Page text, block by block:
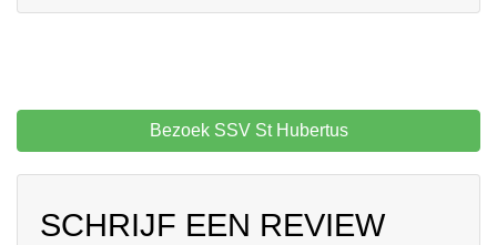
Bezoek SSV St Hubertus
SCHRIJF EEN REVIEW